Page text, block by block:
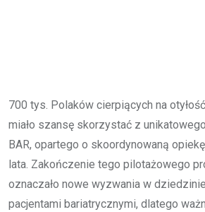
700 tys. Polaków cierpiących na
miało szansę skorzystać z
BAR, opartego o skoordynowaną
lata. Zakończenie tego pilotażowego
oznaczało nowe wyzwania w
pacjentami bariatrycznymi, dlatego